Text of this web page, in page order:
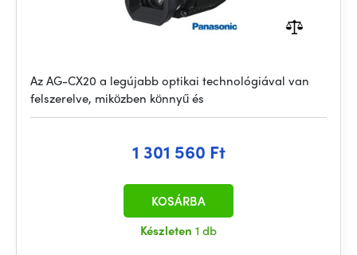
Az AG-CX20 a legújabb optikai technológiával van
felszerelve, miközben könnyű és
1 301 560 Ft
Készleten 1 db
KOSÁRBA